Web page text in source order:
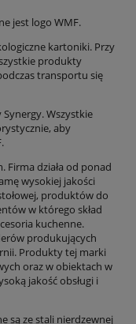
jest logo WMF.
kartoniki. Przy
produkty
transportu się
Wszystkie
aby
Firma działa od ponad
wysokiej jakości
produktów do
w którego skład
kuchenne.
produkujących
Produkty tej marki
oraz w obiektach w
jakość obsługi i
są ze stali nierdzewnej